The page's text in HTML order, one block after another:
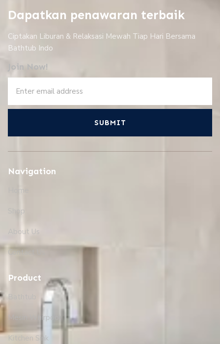
Dapatkan penawaran terbaik
Ciptakan Liburan & Relaksasi Mewah Tiap Hari Bersama
Bathtub Indo
Join Now!
SUBMIT
Navigation
Home
Shop
About Us
Contact Us
Product
Bathtub
Mesin Whirpool
Kitchen Sink